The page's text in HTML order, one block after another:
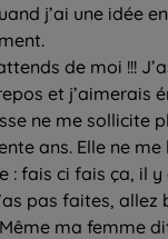
j’ai une idée
de moi !!!
et j’aimerais
ne me sollicite
ans. Elle ne me
: fais ci fais ça, il y
pas faites, allez
ma femme